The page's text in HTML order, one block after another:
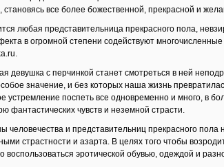
все более божественной, прекрасной и
любая представительница прекрасного пола,
в огромной степени содействуют
девушка с перчинкой станет смотреться в ней
значение, и без которых наша жизнь
поспеть все одновременно и много, в
фантастических чувств и неземной страсти.
и представительниц прекрасного
страстности и азарта. В целях того чтобы
эротической обувью, одеждой и